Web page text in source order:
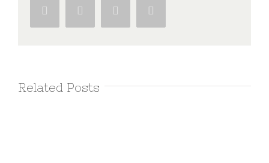
Facebook Twitter Google+
Related Posts